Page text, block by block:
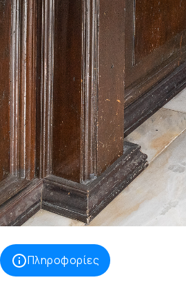
Πληροφορίες